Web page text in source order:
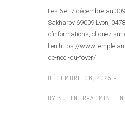
Les 6 et 7 décembre au
Sakharov 69009 Lyon,
d’informations, cliquez sur
lien https://
de-noel-du-foyer/
DÉCEMBRE 06, 2025 -
BY SUTTNER-ADMIN IN